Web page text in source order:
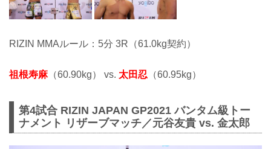
RIZIN MMAルール：5分 3R（61.0kg契約）
祖根寿麻（60.90kg） vs. 太田忍 （60.95kg）
第4試合 RIZIN JAPAN GP2021 バンタム級トー
ナメント リザーブマッチ／元谷友貴 vs. 金太郎